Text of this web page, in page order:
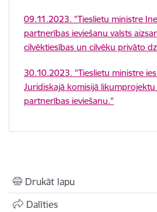
09.11.2023. "Tieslietu ministre
partnerības ieviešanu valsts
cilvēktiesības un cilvēku privāto
30.10.2023. "Tieslietu ministre
Juridiskajā komisijā
partnerības ieviešanu."
Drukāt lapu
Dalīties